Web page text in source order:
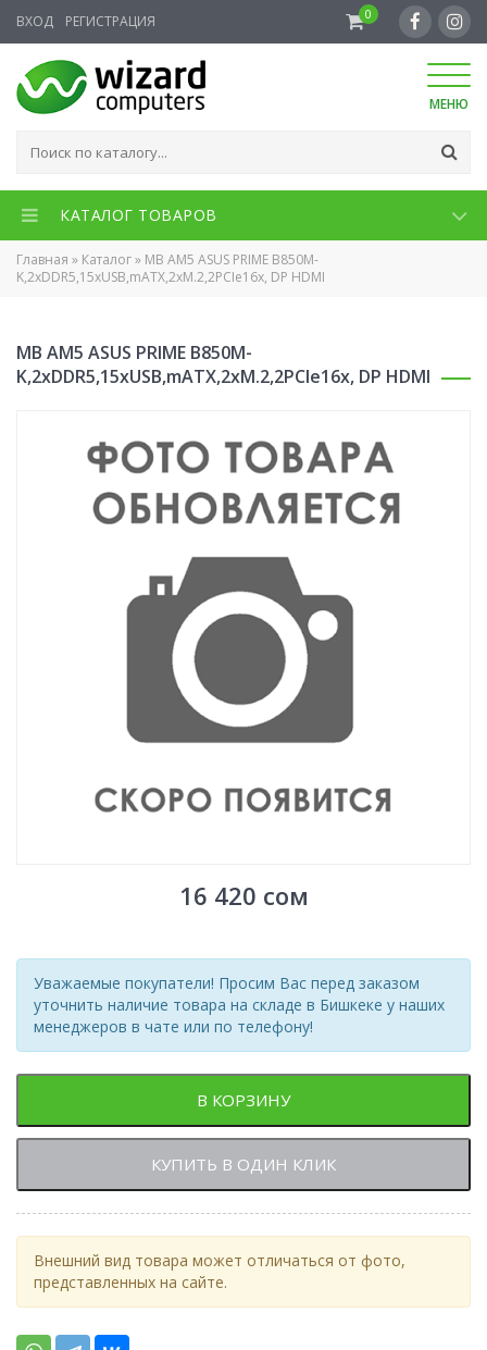
ВХОД РЕГИСТРАЦИЯ 0
МЕНЮ
КАТАЛОГ ТОВАРОВ
Главная » Каталог» MB AM5 ASUS PRIME B850M-
K,2xDDR5,15xUSB,mATX,2xM.2,2PCIe16x, DP HDMI
MB AM5 ASUS PRIME B850M-
K,2xDDR5,15xUSB,mATX,2xM.2,2PCIe16x, DP HDMI
16 420 сом
Уважаемые покупатели! Просим Вас перед заказом
уточнить наличие товара на складе в Бишкеке у наших
менеджеров в чате или по телефону!
В КОРЗИНУ
КУПИТЬ В ОДИН КЛИК
Внешний вид товара может отличаться от фото,
представленных на сайте.